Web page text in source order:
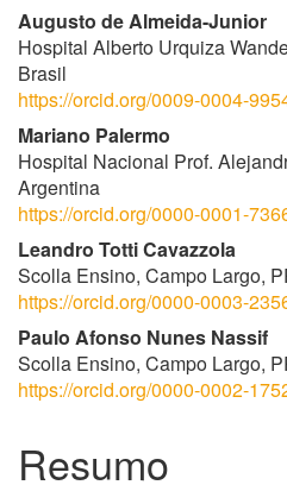
Augusto de Almeida-Junior
Hospital Alberto Urquiza
Brasil
https://orcid.org/0009-0004-
Mariano Palermo
Hospital Nacional Prof.
Argentina
https://orcid.org/0000-0001-
Leandro Totti Cavazzola
Scolla Ensino, Campo Largo,
https://orcid.org/0000-0003-
Paulo Afonso Nunes Nassif
Scolla Ensino, Campo Largo,
https://orcid.org/0000-0002-
Resumo